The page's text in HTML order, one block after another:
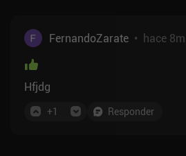
FernandoZarate • hace 8m
Hfjdg
+1 Responder